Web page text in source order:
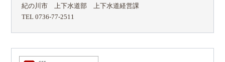
紀の川市 上下水道部 上下水道経営課
TEL 0736-77-2511